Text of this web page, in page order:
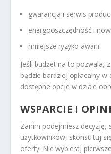
gwarancja i serwis
energooszczędność i
mniejsze ryzyko awarii.
Jeśli budżet na to pozwala,
będzie bardziej opłacalny w
dostępne opcje w dziale
WSPARCIE I
Zanim podejmiesz decyzję,
użytkowników, skonsultuj
oferty. Nie wybieraj